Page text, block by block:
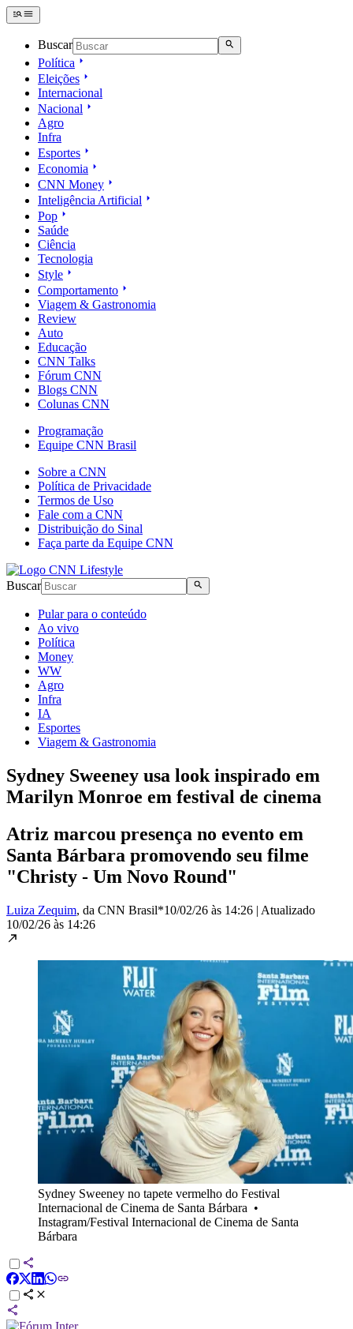
Buscar
Política
Eleições
Internacional
Nacional
Agro
Infra
Esportes
Economia
CNN Money
Inteligência Artificial
Pop
Saúde
Ciência
Tecnologia
Style
Comportamento
Viagem & Gastronomia
Review
Auto
Educação
CNN Talks
Fórum CNN
Blogs CNN
Colunas CNN
Programação
Equipe CNN Brasil
Sobre a CNN
Política de Privacidade
Termos de Uso
Fale com a CNN
Distribuição do Sinal
Faça parte da Equipe CNN
Buscar
Pular para o conteúdo
Ao vivo
Política
Money
WW
Agro
Infra
IA
Esportes
Viagem & Gastronomia
Sydney Sweeney usa look inspirado em
Marilyn Monroe em festival de cinema
Atriz marcou presença no evento em
Santa Bárbara promovendo seu filme
"Christy - Um Novo Round"
Luiza Zequim, da CNN Brasil*10/02/26 às 14:26 | Atualizado
10/02/26 às 14:26
Sydney Sweeney no tapete vermelho do Festival
Internacional de Cinema de Santa Bárbara •
Instagram/Festival Internacional de Cinema de Santa
Bárbara